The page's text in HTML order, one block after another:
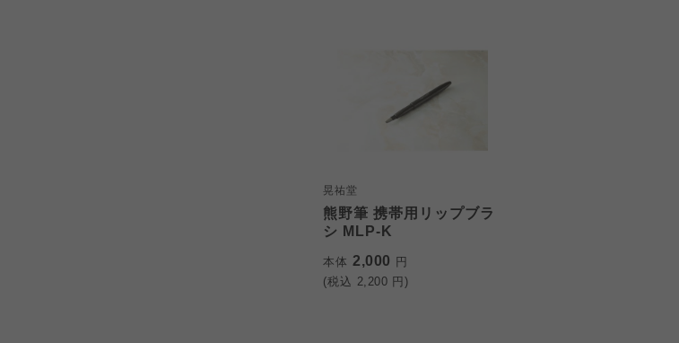
晃祐堂
熊野筆 携帯用リップブラ
シ MLP-K
本体 2,000 円
(税込 2,200 円)